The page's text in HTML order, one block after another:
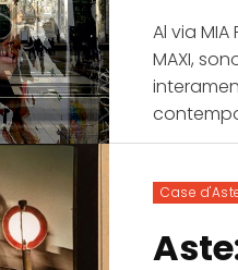
Al via MIA
MAXI,
Case